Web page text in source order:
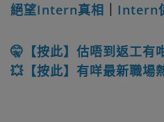
絕望Intern真相
Intern
🤫【按此】估唔到返工有
💥【按此】有咩最新職場